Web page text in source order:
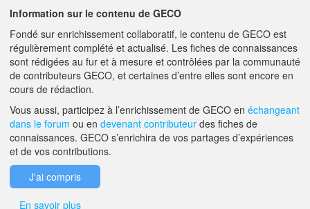
30/01/2024 ELSA GALIANO-
ACTA - PANTIN (93500)
charge-mission -
ELSA.GALIANO@ACTA.ASSO.FR
A PROPOS DE GECO AIDE
F.A.Q.
Information sur le contenu de GECO
Fondé sur enrichissement collaboratif, le contenu de GECO est
régulièrement complété et actualisé. Les fiches de connaissances
sont rédigées au fur et à mesure et contrôlées par la communauté
de contributeurs GECO, et certaines d’entre elles sont encore en
cours de rédaction.
Vous aussi, participez à l’enrichissement de GECO en échangeant
dans le forum ou en devenant contributeur des fiches de
connaissances. GECO s’enrichira de vos partages d’expériences
et de vos contributions.
J'ai compris
En savoir plus